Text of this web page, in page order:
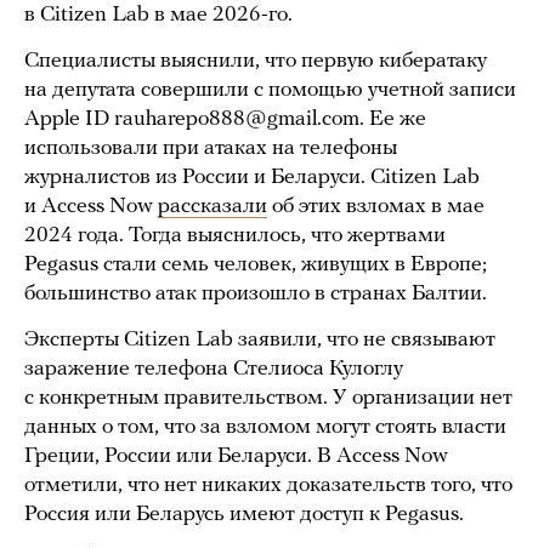
в Citizen Lab в мае 2026-го.
Специалисты выяснили, что первую кибератаку
на депутата совершили с помощью учетной записи
Apple ID rauharepo888@gmail.com. Ее же
использовали при атаках на телефоны
журналистов из России и Беларуси. Citizen Lab
и Access Now рассказали об этих взломах в мае
2024 года. Тогда выяснилось, что жертвами
Pegasus стали семь человек, живущих в Европе;
большинство атак произошло в странах Балтии.
Эксперты Citizen Lab заявили, что не связывают
заражение телефона Стелиоса Кулоглу
с конкретным правительством. У организации нет
данных о том, что за взломом могут стоять власти
Греции, России или Беларуси. В Access Now
отметили, что нет никаких доказательств того, что
Россия или Беларусь имеют доступ к Pegasus.